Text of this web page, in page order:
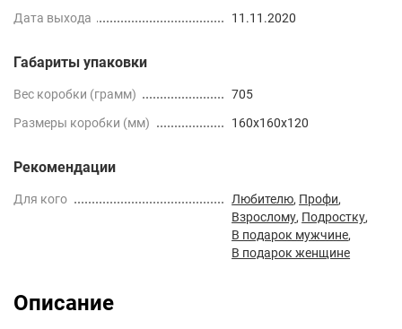
Дата выхода
11.11.2020
Габариты упаковки
Вес коробки (грамм)
705
Размеры коробки (мм)
160x160x120
Рекомендации
Для кого Любителю, Профи,
Взрослому, Подростку,
В подарок мужчине,
В подарок женщине
Описание